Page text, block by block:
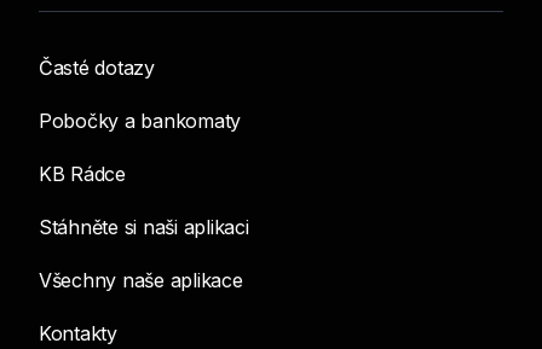
Časté dotazy
Pobočky a bankomaty
KB Rádce
Stáhněte si naši aplikaci
Všechny naše aplikace
Kontakty